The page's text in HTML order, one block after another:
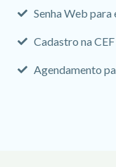
Senha Web para
Cadastro na
Agendamento